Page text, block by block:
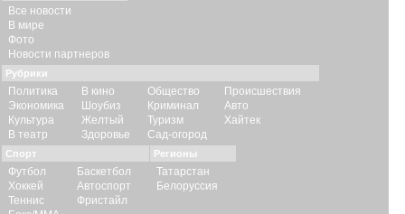
Все новости
В мире
Фото
Новости партнеров
Рубрики
Политика
Экономика
Культура
В театр
В кино
Шоубиз
Желтый
Здоровье
Общество
Криминал
Туризм
Сад-огород
Происшествия
Авто
Хайтек
Спорт
Футбол
Хоккей
Теннис
Баскетбол
Автоспорт
Фристайл
Регионы
Татарстан
Белоруссия